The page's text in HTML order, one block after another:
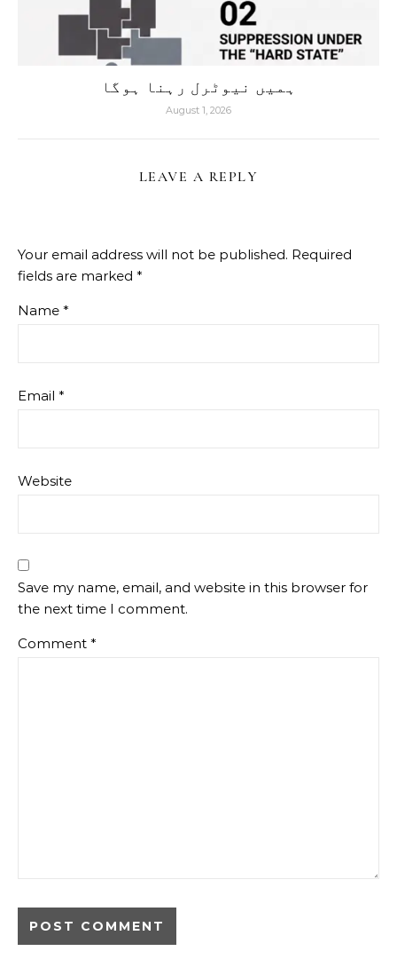
ہمیں نیوٹرل رہنا ہوگا
August 1, 2026
LEAVE A REPLY
Your email address will not be published. Required
fields are marked *
Name *
Email *
Website
Save my name, email, and website in this browser for
the next time I comment.
Comment *